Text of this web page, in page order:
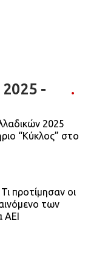
-
2025
“Κύκλος” στο
προτίμησαν οι
των
ΑΕΙ